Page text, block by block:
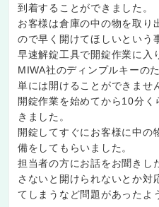
到着することができました。
お客様は倉庫の中の物を取り
ので早く開けてほしいという
早速解錠工具で開錠作業に入
MIWA社のディンプルキーの
単には開けることができませ
開錠作業を始めてから10分
きました。
開錠してすぐにお客様に中の
備をしてもらいました。
担当者の方にお話をお聞きし
さないと開けられないとか対
てしまうなど問題があったよ